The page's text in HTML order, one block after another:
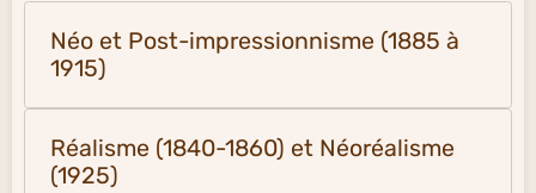
Néo et Post-impressionnisme (1885 à
1915)
Réalisme (1840-1860) et Néoréalisme
(1925)